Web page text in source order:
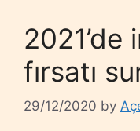
2021’de
fırsatı
29/12/2020 by